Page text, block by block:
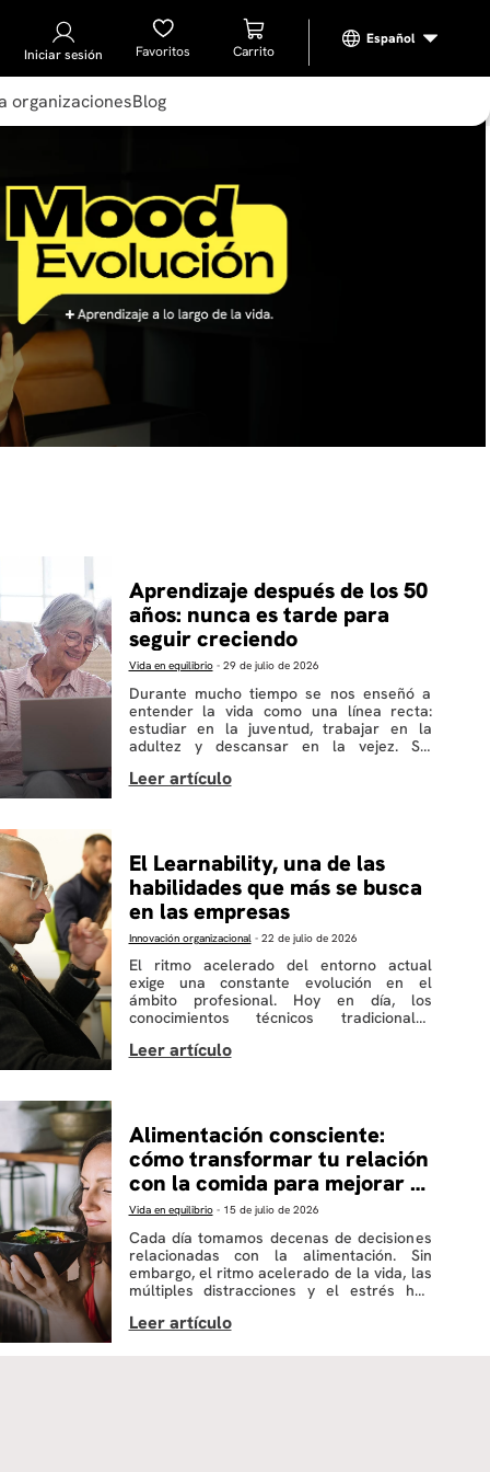
Iniciar sesión Favoritos
organizacionesBlog
Aprendizaje después de los 50
años: nunca es tarde para
seguir creciendo
Vida en equilibrio - 29 de julio de 2026
Durante mucho tiempo se nos enseñó a
entender la vida como una línea recta:
estudiar en la juventud, trabajar en la
adultez y descansar en la vejez. Sin
verdad muy distinta. Cada vez más
El Learnability, una de las
habilidades que más se busca
en las empresas
Innovación organizacional​ - 22 de julio de 2026
El ritmo acelerado del entorno actual
exige una constante evolución en el
ámbito profesional. Hoy en día, los
conocimientos técnicos tradicionales
transformando las dinámicas laborales.
destacar y mantenerse vigente radica […]
Alimentación consciente:
cómo transformar tu relación
con la comida para mejorar tu
bienestar
Vida en equilibrio - 15 de julio de 2026
Cada día tomamos decenas de decisiones
relacionadas con la alimentación. Sin
embargo, el ritmo acelerado de la vida, las
múltiples distracciones y el estrés han
forma automática, sin prestar atención a